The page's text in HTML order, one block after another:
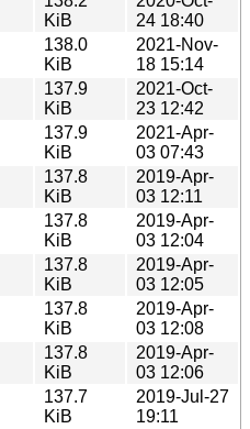
KiB
24 18:40
138.0
KiB
2021-Nov-
18 15:14
137.9
KiB
2021-Oct-
23 12:42
137.9
KiB
2021-Apr-
03 07:43
137.8
KiB
2019-Apr-
03 12:11
137.8
KiB
2019-Apr-
03 12:04
137.8
KiB
2019-Apr-
03 12:05
137.8
KiB
2019-Apr-
03 12:08
137.8
KiB
2019-Apr-
03 12:06
137.7
KiB
2019-Jul-27
19:11